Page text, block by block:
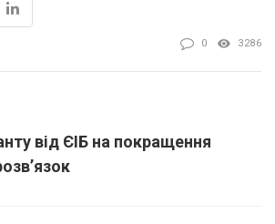
0 3286
від ЄІБ на покращення